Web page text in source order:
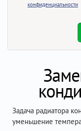
конфиденциальности
Задача радиатора
уменьшение